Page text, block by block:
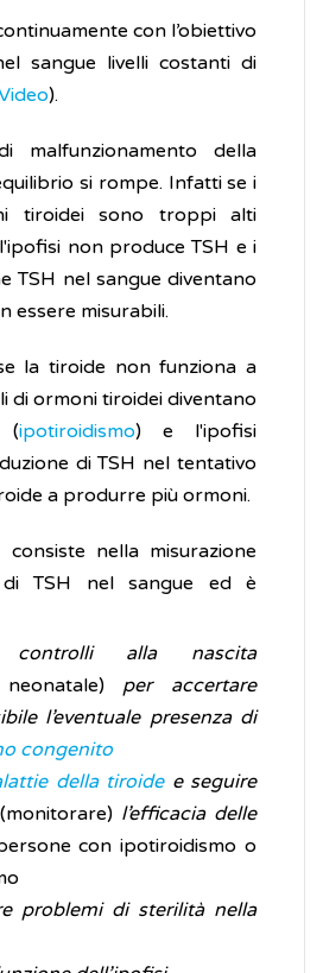
con l’obiettivo
sangue livelli costanti di
).
malfunzionamento della
si rompe. Infatti se i
tiroidei sono troppi alti
non produce TSH e i
TSH nel sangue diventano
essere misurabili.
la tiroide non funziona a
di ormoni tiroidei diventano
(ipotiroidismo) e l'ipofisi
di TSH nel tentativo
a produrre più ormoni.
nella misurazione
TSH nel sangue ed è
controlli alla nascita
per accertare
l’eventuale presenza di
congenito
della tiroidee seguire
l’efficacia delle
con ipotiroidismo o
problemi di sterilità nella